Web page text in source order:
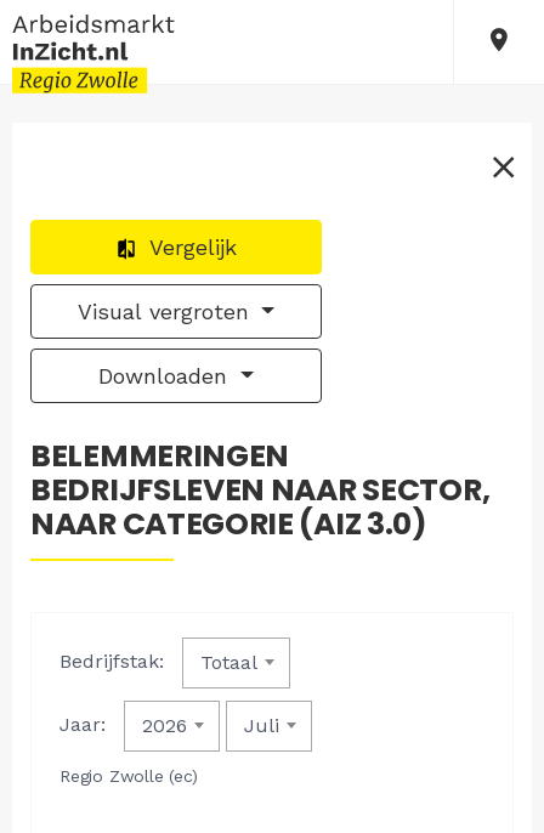
Vergelijk
Visual vergroten
Downloaden
BELEMMERINGEN
BEDRIJFSLEVEN NAAR SECTOR,
NAAR CATEGORIE (AIZ 3.0)